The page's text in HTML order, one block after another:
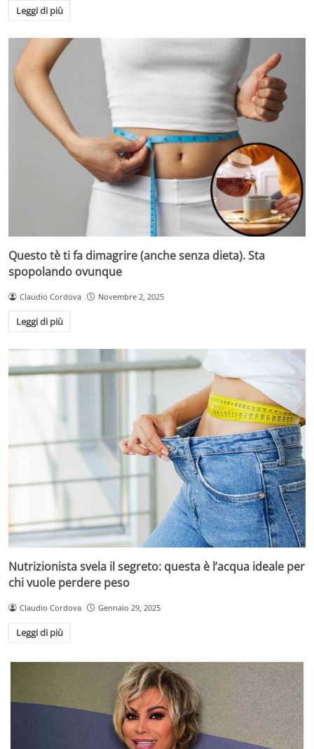
Leggi di più
Questo tè ti fa dimagrire (anche senza dieta). Sta
spopolando ovunque
Claudio Cordova Novembre 2, 2025
Leggi di più
Nutrizionista svela il segreto: questa è l’acqua ideale per
chi vuole perdere peso
Claudio Cordova Gennaio 29, 2025
Leggi di più